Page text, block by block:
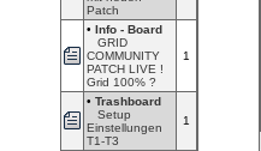
Patch
• Info - Board
GRID
COMMUNITY
PATCH LIVE !
Grid 100% ?
1
• Trashboard
Setup
Einstellungen
T1-T3
1